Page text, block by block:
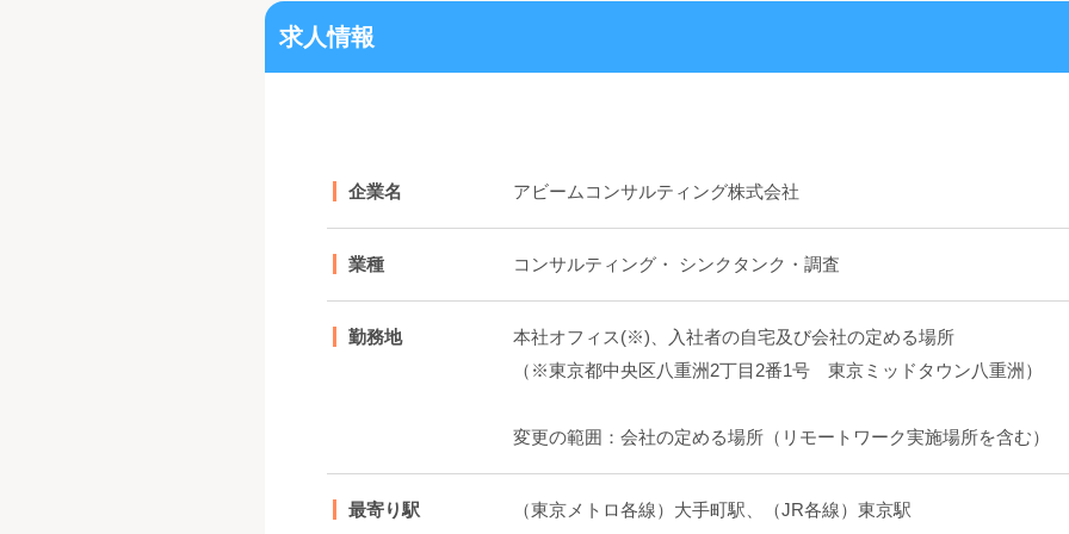
求人情報
企業名 アビームコンサルティング株式会社
業種 コンサルティング・ シンクタンク・調査
勤務地
本社オフィス(※)、入社者の自宅及び会社の定める場所
（※東京都中央区八重洲2丁目2番1号 東京ミッドタウン八重洲）
変更の範囲：会社の定める場所（リモートワーク実施場所を含む）
最寄り駅 （東京メトロ各線）大手町駅、（JR各線）東京駅